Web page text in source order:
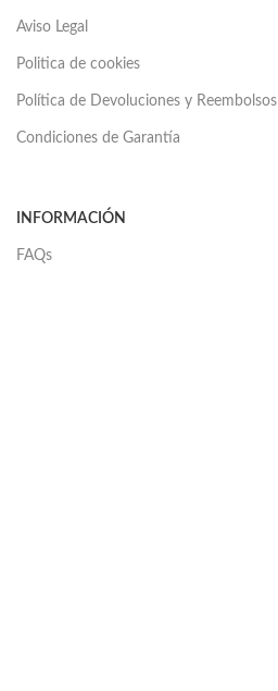
Aviso Legal
Politica de cookies
Política de Devoluciones y Reembolsos
Condiciones de Garantía
INFORMACIÓN
FAQs